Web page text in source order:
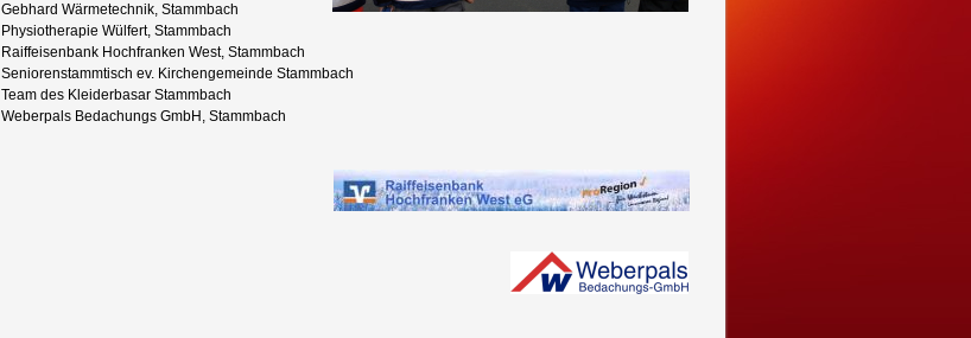
Gebhard Wärmetechnik, Stammbach
Physiotherapie Wülfert, Stammbach
Raiffeisenbank Hochfranken West, Stammbach
Seniorenstammtisch ev. Kirchengemeinde Stammbach
Team des Kleiderbasar Stammbach
Weberpals Bedachungs GmbH, Stammbach